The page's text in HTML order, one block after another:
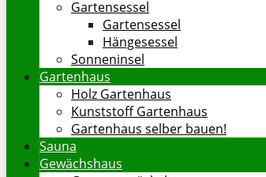
Gartensessel
Gartensessel
Hängesessel
Sonneninsel
Gartenhaus
Holz Gartenhaus
Kunststoff Gartenhaus
Gartenhaus selber bauen!
Sauna
Gewächshaus